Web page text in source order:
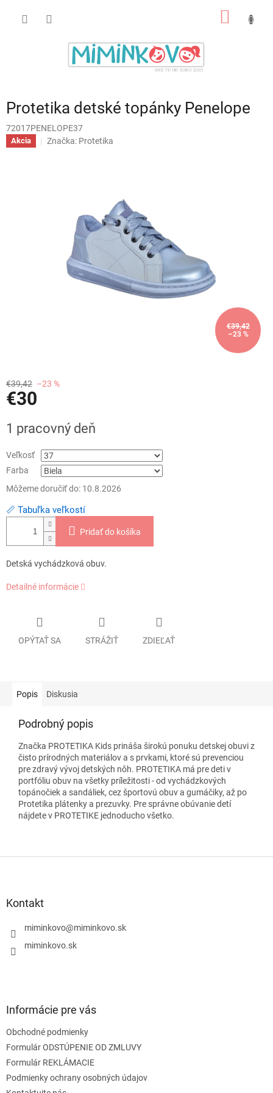
Protetika detské topánky Penelope
72017PENELOPE37
Akcia Značka: Protetika
€39,42
–23 %
€39,42 –23 %
€30
cena:
1 pracovný deň
Veľkosť
Farba
Môžeme doručiť do: 10.8.2026
📏 Tabuľka veľkostí
Pridať do košíka
Detská vychádzková obuv.
Detailné informácie
OPÝTAŤ SA STRÁŽIŤ ZDIEĽAŤ
Popis Diskusia
Podrobný popis
Značka PROTETIKA Kids prináša širokú ponuku detskej obuvi z
čisto prírodných materiálov a s prvkami, ktoré sú prevenciou
pre zdravý vývoj detských nôh. PROTETIKA má pre deti v
portfóliu obuv na všetky príležitosti - od vychádzkových
topánočiek a sandáliek, cez športovú obuv a gumáčiky, až po
Protetika plátenky a prezuvky. Pre správne obúvanie detí
nájdete v PROTETIKE jednoducho všetko.
Kontakt
miminkovo@miminkovo.sk
miminkovo.sk
Informácie pre vás
Obchodné podmienky
Formulár ODSTÚPENIE OD ZMLUVY
Formulár REKLÁMACIE
Podmienky ochrany osobných údajov